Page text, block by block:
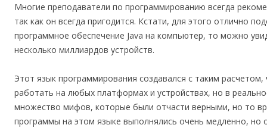
Многие преподаватели по программированию всегда
так как он всегда пригодится. Кстати, для этого отлично
программное обеспечение Java на компьютер, то можно
несколько миллиардов устройств.
Этот язык программирования создавался с таким
работать на любых платформах и устройствах, но в
множество мифов, которые были отчасти верными, но то
программы на этом языке выполнялись очень медленно, но